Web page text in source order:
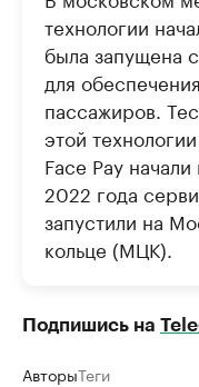
технологии
была запущена
для
пассажиров.
этой
Face Pay
2022 года
запустили на
кольце (МЦК).
Подпишись на
АвторыТеги